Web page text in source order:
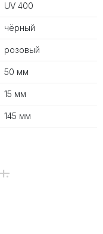
UV 400
чёрный
розовый
50 мм
15 мм
145 мм